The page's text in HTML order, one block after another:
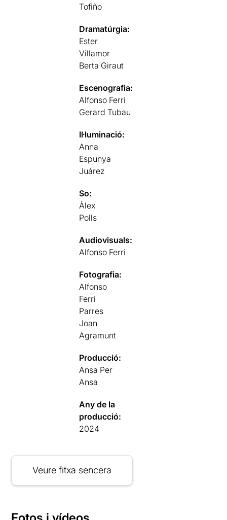
Tofiño
Dramatúrgia:
Ester
Villamor
Berta Giraut
Escenografia:
Alfonso Ferri
Gerard Tubau
Il·luminació:
Anna
Espunya
Juárez
So:
Àlex
Polls
Audiovisuals:
Alfonso Ferri
Fotografia:
Alfonso
Ferri
Parres
Joan
Agramunt
Producció:
Ansa Per
Ansa
Any de la
producció:
2024
Veure fitxa sencera